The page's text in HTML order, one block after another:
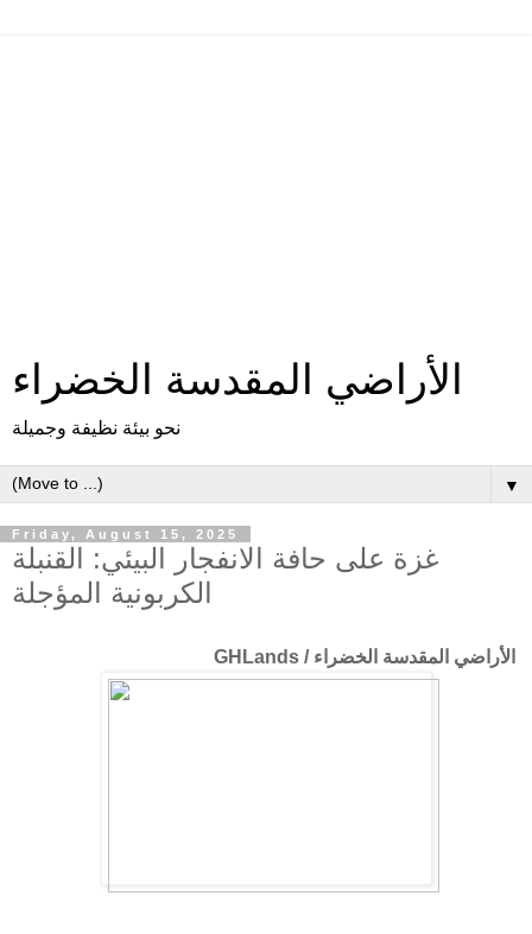
الأراضي المقدسة الخضراء
نحو بيئة نظيفة وجميلة
▼
Friday, August 15, 2025
غزة على حافة الانفجار البيئي: القنبلة
الكربونية المؤجلة
الأراضي المقدسة الخضراء / GHLands